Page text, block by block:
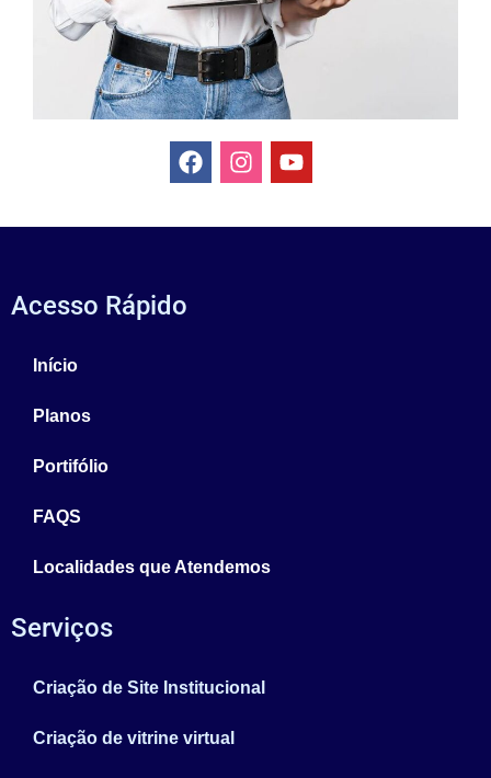
Acesso Rápido
Início
Planos
Portifólio
FAQS
Localidades que Atendemos
Serviços
Criação de Site Institucional
Criação de vitrine virtual